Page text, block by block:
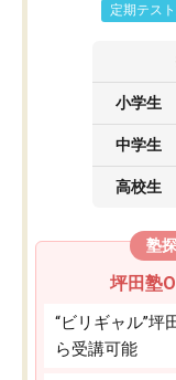
定期テス
小学生
中学生
高校生
塾
坪田塾
“ビリギャル”坪
ら受講可能